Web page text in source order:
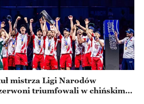
mistrza Ligi Narodów
triumfowali w chińskim